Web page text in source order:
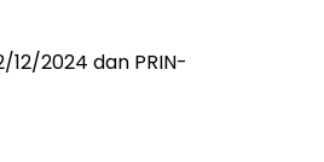
2024 dan PRIN-